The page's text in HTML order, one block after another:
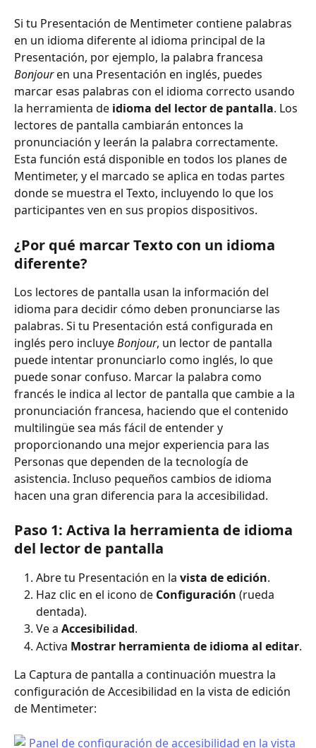
Si tu Presentación de Mentimeter contiene palabras
en un idioma diferente al idioma principal de la
Presentación, por ejemplo, la palabra francesa
Bonjour en una Presentación en inglés, puedes
marcar esas palabras con el idioma correcto usando
la herramienta de idioma del lector de pantalla. Los
lectores de pantalla cambiarán entonces la
pronunciación y leerán la palabra correctamente.
Esta función está disponible en todos los planes de
Mentimeter, y el marcado se aplica en todas partes
donde se muestra el Texto, incluyendo lo que los
participantes ven en sus propios dispositivos.
¿Por qué marcar Texto con un idioma
diferente?
Los lectores de pantalla usan la información del
idioma para decidir cómo deben pronunciarse las
palabras. Si tu Presentación está configurada en
inglés pero incluye Bonjour, un lector de pantalla
puede intentar pronunciarlo como inglés, lo que
puede sonar confuso. Marcar la palabra como
francés le indica al lector de pantalla que cambie a la
pronunciación francesa, haciendo que el contenido
multilingüe sea más fácil de entender y
proporcionando una mejor experiencia para las
Personas que dependen de la tecnología de
asistencia. Incluso pequeños cambios de idioma
hacen una gran diferencia para la accesibilidad.
Paso 1: Activa la herramienta de idioma
del lector de pantalla
Abre tu Presentación en la vista de edición.
Haz clic en el icono de Configuración (rueda
dentada).
Ve a Accesibilidad.
Activa Mostrar herramienta de idioma al editar.
La Captura de pantalla a continuación muestra la
configuración de Accesibilidad en la vista de edición
de Mentimeter: